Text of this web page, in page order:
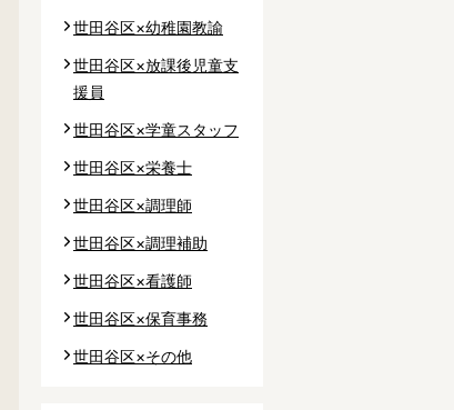
世田谷区×幼稚園教諭
世田谷区×放課後児童支
援員
世田谷区×学童スタッフ
世田谷区×栄養士
世田谷区×調理師
世田谷区×調理補助
世田谷区×看護師
世田谷区×保育事務
世田谷区×その他